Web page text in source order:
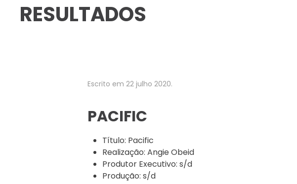
RESULTADOS
Escrito em 22 julho 2020.
PACIFIC
Título: Pacific
Realização: Angie Obeid
Produtor Executivo: s/d
Produção: s/d